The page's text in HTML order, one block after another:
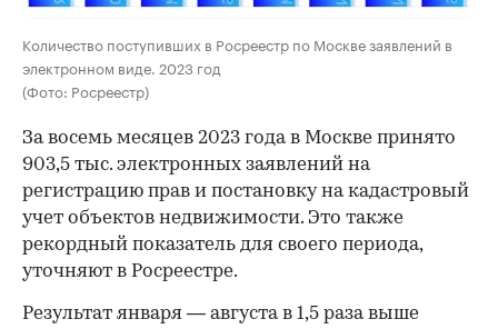
Количество поступивших в Росреестр по Москве заявлений в
электронном виде. 2023 год
(Фото: Росреестр)
За восемь месяцев 2023 года в Москве принято
903,5 тыс. электронных заявлений на
регистрацию прав и постановку на кадастровый
учет объектов недвижимости. Это также
рекордный показатель для своего периода,
уточняют в Росреестре.
Результат января — августа в 1,5 раза выше